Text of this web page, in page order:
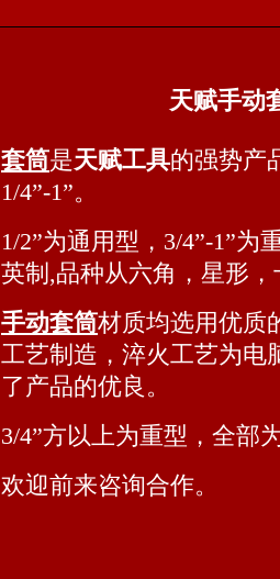
天赋手动
套筒是天赋工具的强势产
1/4”-1”。
1/2”为通用型，3/4”-1”
英制,品种从六角，星形
手动套筒材质均选用优质
工艺制造，淬火工艺为电
了产品的优良。
3/4”方以上为重型，全部
欢迎前来咨询合作。